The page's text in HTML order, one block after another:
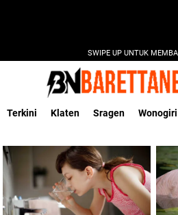
SWIPE UP UNTUK
Terkini Klaten Sragen Wonogiri